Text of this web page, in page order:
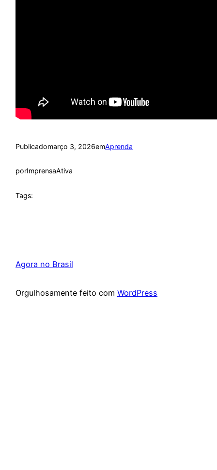
Publicadomarço 3, 2026emAprenda
porImprensaAtiva
Tags:
Agora no Brasil
Orgulhosamente feito com WordPress